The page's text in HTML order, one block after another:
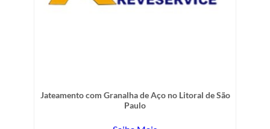
Jateamento com Granalha de Aço no Litoral de São
Paulo